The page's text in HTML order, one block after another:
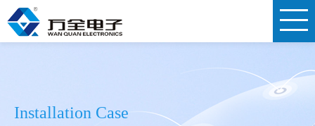
Installation Case